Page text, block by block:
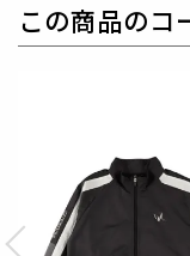
グジュアリーブラ
ラーリングを得意
ターンにより、
ィッティングを
をもたらします。
この商品のコ